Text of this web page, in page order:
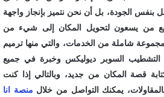
بنفس الجودة، بل أن نحن نتميز بإنجاز واجهة
من يسعون لتحويل المكان إلى شيء من
مجموعة شاملة من الخدمات، والتي منها ترميم
التشطيب السوبر ديوليكس وخبرة في جميع
قصة المكان من جديد، وبالتالي إذا كنت
يمكنك التواصل من خلال منصة انا